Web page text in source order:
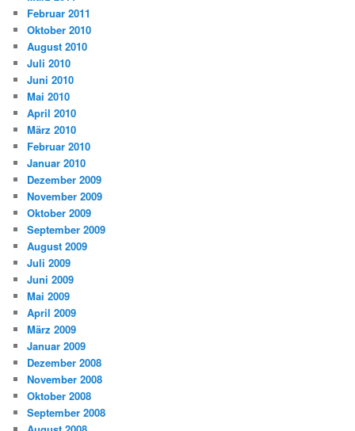
Februar 2011
Oktober 2010
August 2010
Juli 2010
Juni 2010
Mai 2010
April 2010
März 2010
Februar 2010
Januar 2010
Dezember 2009
November 2009
Oktober 2009
September 2009
August 2009
Juli 2009
Juni 2009
Mai 2009
April 2009
März 2009
Januar 2009
Dezember 2008
November 2008
Oktober 2008
September 2008